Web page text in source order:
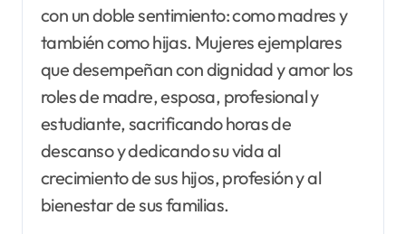
con un doble sentimiento: como madres y
también como hijas. Mujeres ejemplares
que desempeñan con dignidad y amor los
roles de madre, esposa, profesional y
estudiante, sacrificando horas de
descanso y dedicando su vida al
crecimiento de sus hijos, profesión y al
bienestar de sus familias.